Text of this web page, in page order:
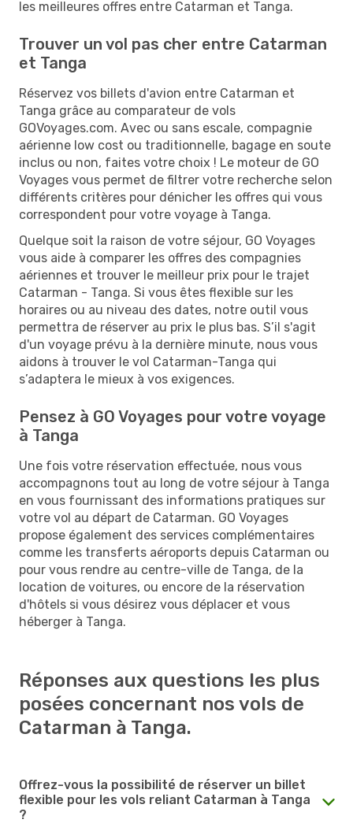
les meilleures offres entre Catarman et Tanga.
Trouver un vol pas cher entre Catarman
et Tanga
Réservez vos billets d'avion entre Catarman et
Tanga grâce au comparateur de vols
GOVoyages.com. Avec ou sans escale, compagnie
aérienne low cost ou traditionnelle, bagage en soute
inclus ou non, faites votre choix ! Le moteur de GO
Voyages vous permet de filtrer votre recherche selon
différents critères pour dénicher les offres qui vous
correspondent pour votre voyage à Tanga.
Quelque soit la raison de votre séjour, GO Voyages
vous aide à comparer les offres des compagnies
aériennes et trouver le meilleur prix pour le trajet
Catarman - Tanga. Si vous êtes flexible sur les
horaires ou au niveau des dates, notre outil vous
permettra de réserver au prix le plus bas. S’il s'agit
d'un voyage prévu à la dernière minute, nous vous
aidons à trouver le vol Catarman-Tanga qui
s’adaptera le mieux à vos exigences.
Pensez à GO Voyages pour votre voyage
à Tanga
Une fois votre réservation effectuée, nous vous
accompagnons tout au long de votre séjour à Tanga
en vous fournissant des informations pratiques sur
votre vol au départ de Catarman. GO Voyages
propose également des services complémentaires
comme les transferts aéroports depuis Catarman ou
pour vous rendre au centre-ville de Tanga, de la
location de voitures, ou encore de la réservation
d'hôtels si vous désirez vous déplacer et vous
héberger à Tanga.
Réponses aux questions les plus
posées concernant nos vols de
Catarman à Tanga.
Offrez-vous la possibilité de réserver un billet
flexible pour les vols reliant Catarman à Tanga
?